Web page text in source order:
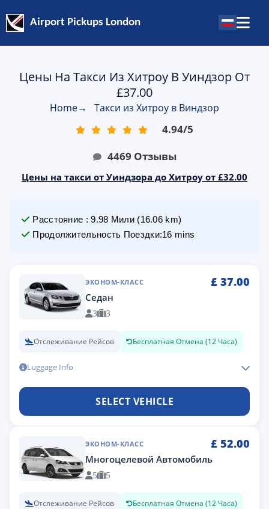
Airport Pickups London
Цены На Такси Из Хитроу В Уиндзор От
£37.00
Home→ Такси из Хитроу в Виндзор
4.94/5
4469 Отзывы
Цены на такси от Уиндзора до Хитроу от £32.00
Расстояние :9.98 Мили(16.06 km)
Продолжительность Поездки:16 mins
ЭКОНОМ-КЛАСС £ 37.00
Седан
3 3
Отслеживание Рейсов Бесплатная Отмена (12 Часа)
Luggage Info
SELECT VEHICLE
ЭКОНОМ-КЛАСС £ 52.00
Многоцелевой Автомобиль
5 5
Отслеживание Рейсов Бесплатная Отмена (12 Часа)